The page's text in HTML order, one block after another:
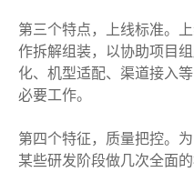
第三个特点，上线标准。
作拆解组装，以协助项目
化、机型适配、渠道接入
必要工作。
第四个特征，质量把控。
某些研发阶段做几次全面